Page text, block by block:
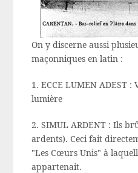
On y discerne aussi
maçonniques en latin :
1. ECCE LUMEN ADEST :
lumière
2. SIMUL ARDENT : Ils
ardents). Ceci fait
"Les Cœurs Unis" à
appartenait.